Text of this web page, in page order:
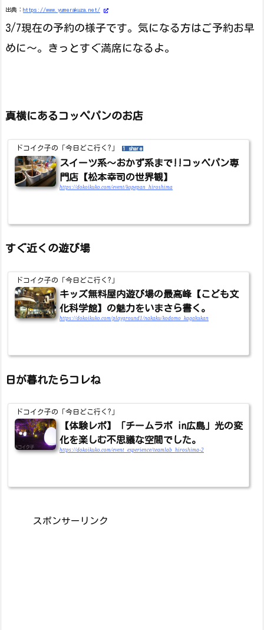
出典： https://www.yumerakuza.net/
3/7現在の予約の様子です。気になる方はご予約お早
めに～。きっとすぐ満席になるよ。
真横にあるコッペパンのお店
ドコイク子の「今日どこ行く?」 1 share
スイーツ系～おかず系まで!!コッペパン専
門店【松本幸司の世界観】
https://dokoikuko.com/event/kopepan_hiroshima
すぐ近くの遊び場
ドコイク子の「今日どこ行く?」
キッズ無料屋内遊び場の最高峰【こども文
化科学館】の魅力をいまさら書く。
https://dokoikuko.com/playground1/nakaku/kodomo_kagakukan
日が暮れたらコレね
ドコイク子の「今日どこ行く?」
【体験レポ】「チームラボ in広島」光の変
化を楽しむ不思議な空間でした。
https://dokoikuko.com/event_experience/teamlab_hiroshima-2
スポンサーリンク